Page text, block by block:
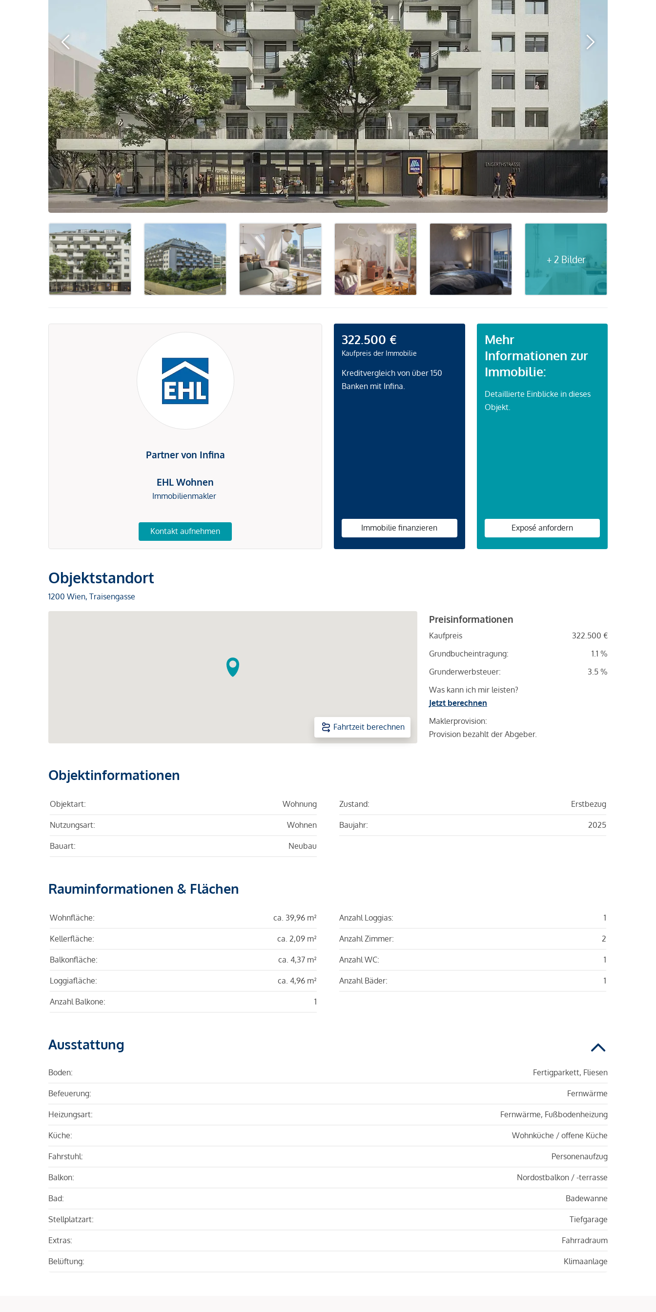
+ 2 Bilder
Partner von Infina
EHL Wohnen
Immobilienmakler
Kontakt aufnehmen
322.500 €
Kaufpreis der Immobilie
Kreditvergleich von über 150
Banken mit Infina.
Immobilie finanzieren
Mehr
Informationen zur
Immobilie:
Detaillierte Einblicke in dieses
Objekt.
Exposé anfordern
Objektstandort
1200 Wien, Traisengasse
Fahrtzeit berechnen
Preisinformationen
Kaufpreis
322.500 €
Grundbucheintragung:
1.1 %
Grunderwerbsteuer:
3.5 %
Was kann ich mir leisten?
Jetzt berechnen
Maklerprovision:
Provision bezahlt der Abgeber.
Objektinformationen
Objektart: Wohnung
Nutzungsart: Wohnen
Bauart: Neubau
Zustand: Erstbezug
Baujahr: 2025
Rauminformationen & Flächen
Wohnfläche: ca. 39,96 m²
Kellerfläche: ca. 2,09 m²
Balkonfläche: ca. 4,37 m²
Loggiafläche: ca. 4,96 m²
Anzahl Balkone: 1
Anzahl Loggias: 1
Anzahl Zimmer: 2
Anzahl WC: 1
Anzahl Bäder: 1
Ausstattung
Boden: Fertigparkett, Fliesen
Befeuerung: Fernwärme
Heizungsart: Fernwärme, Fußbodenheizung
Küche: Wohnküche / offene Küche
Fahrstuhl: Personenaufzug
Balkon: Nordostbalkon / -terrasse
Bad: Badewanne
Stellplatzart: Tiefgarage
Extras: Fahrradraum
Belüftung: Klimaanlage